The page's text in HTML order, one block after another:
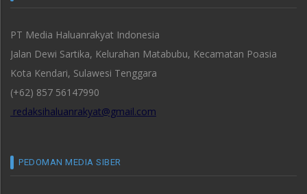
PT Media Haluanrakyat Indonesia
Jalan Dewi Sartika, Kelurahan Matabubu, Kecamatan Poasia
Kota Kendari, Sulawesi Tenggara
(+62) 857 56147990
redaksihaluanrakyat@gmail.com
PEDOMAN MEDIA SIBER